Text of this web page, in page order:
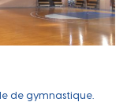
de gymnastique.